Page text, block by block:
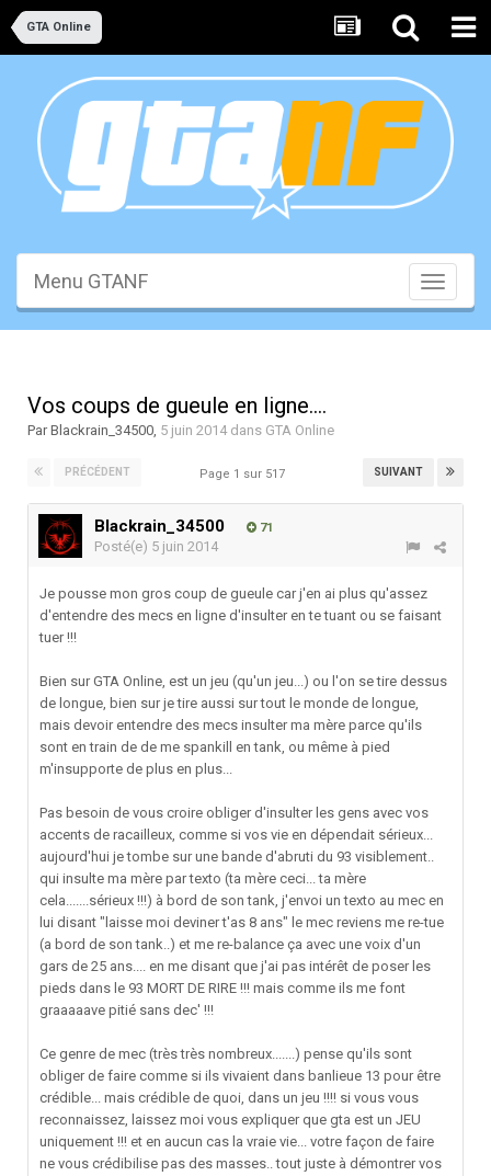
GTA Online
Toggle
Menu GTANF
Vos coups de gueule en ligne....
ParBlackrain_34500, 5 juin 2014dans GTA Online
PRÉCÉDENT SUIVANT
Page 1 sur 517
Blackrain_34500 71
Posté(e) 5 juin 2014
Je pousse mon gros coup de gueule car j'en ai plus qu'assez
d'entendre des mecs en ligne d'insulter en te tuant ou se faisant
tuer !!!
Bien sur GTA Online, est un jeu (qu'un jeu...) ou l'on se tire dessus
de longue, bien sur je tire aussi sur tout le monde de longue,
mais devoir entendre des mecs insulter ma mère parce qu'ils
sont en train de de me spankill en tank, ou même à pied
m'insupporte de plus en plus...
Pas besoin de vous croire obliger d'insulter les gens avec vos
accents de racailleux, comme si vos vie en dépendait sérieux...
aujourd'hui je tombe sur une bande d'abruti du 93 visiblement..
qui insulte ma mère par texto (ta mère ceci... ta mère
cela.......sérieux !!!) à bord de son tank, j'envoi un texto au mec en
lui disant "laisse moi deviner t'as 8 ans" le mec reviens me re-tue
(a bord de son tank..) et me re-balance ça avec une voix d'un
gars de 25 ans.... en me disant que j'ai pas intérêt de poser les
pieds dans le 93 MORT DE RIRE !!! mais comme ils me font
graaaaave pitié sans dec' !!!
Ce genre de mec (très très nombreux.......) pense qu'ils sont
obliger de faire comme si ils vivaient dans banlieue 13 pour être
crédible... mais crédible de quoi, dans un jeu !!!! si vous vous
reconnaissez, laissez moi vous expliquer que gta est un JEU
uniquement !!! et en aucun cas la vraie vie... votre façon de faire
ne vous crédibilise pas des masses.. tout juste à démontrer vos